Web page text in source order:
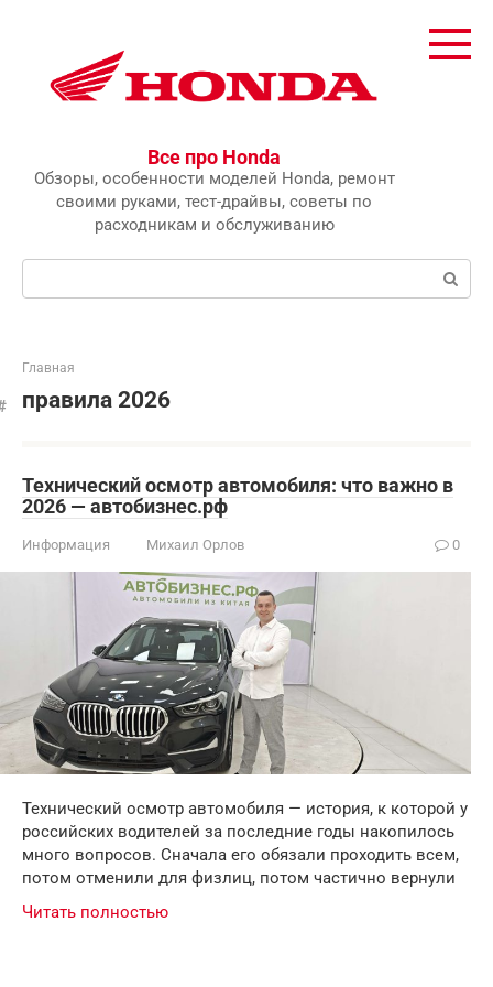
Все про Honda
Обзоры, особенности моделей Honda, ремонт
своими руками, тест-драйвы, советы по
расходникам и обслуживанию
Главная
правила 2026
Технический осмотр автомобиля: что важно в
2026 — автобизнес.рф
Информация Михаил Орлов 0
Технический осмотр автомобиля — история, к которой у
российских водителей за последние годы накопилось
много вопросов. Сначала его обязали проходить всем,
потом отменили для физлиц, потом частично вернули
Читать полностью